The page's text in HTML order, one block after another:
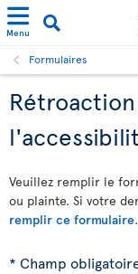
Menu
Formulaires
Veuillez remplir le
ou plainte. Si votre
remplir ce formulaire.
* Champ